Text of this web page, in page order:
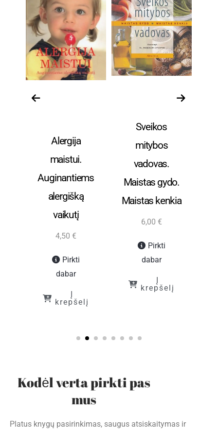
Alergija
maistui.
Auginantiems
alergišką
vaikutį
4,50 €
Pirkti
dabar
Į
krepšelį
Sveikata ir sveika
Sveikos
mitybos
vadovas.
Maistas gydo.
Maistas kenkia
6,00 €
Pirkti
dabar
Į
krepšelį
Kodėl verta pirkti pas
mus
Platus knygų pasirinkimas, saugus atsiskaitymas ir